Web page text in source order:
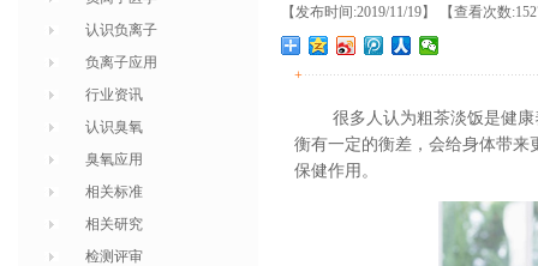
认识负离子
负离子应用
行业资讯
认识臭氧
臭氧应用
相关标准
相关研究
检测评审
【发布时间:2019/11/19】 【查看次数
+
很多人认为粗茶淡饭是健
衡有一定的衡差，会给身体带来
保健作用。